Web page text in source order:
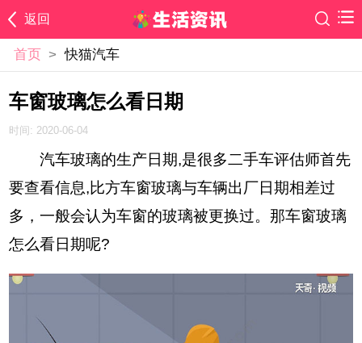
返回
首页 > 快猫汽车
车窗玻璃怎么看日期
时间: 2020-06-04
汽车玻璃的生产日期,是很多二手车评估师首先
要查看信息,比方车窗玻璃与车辆出厂日期相差过
多，一般会认为车窗的玻璃被更换过。那车窗玻璃
怎么看日期呢?